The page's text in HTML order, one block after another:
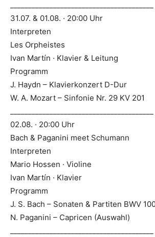
31.07. & 01.08. · 20:00 Uhr
Interpreten
Les Orpheistes
Ivan Martín · Klavier & Leitung
Programm
J. Haydn – Klavierkonzert D-Dur
W. A. Mozart – Sinfonie Nr. 29 KV 201
02.08. · 20:00 Uhr
Bach & Paganini meet Schumann
Interpreten
Mario Hossen · Violine
Ivan Martín · Klavier
Programm
J. S. Bach – Sonaten & Partiten BWV
N. Paganini – Capricen (Auswahl)